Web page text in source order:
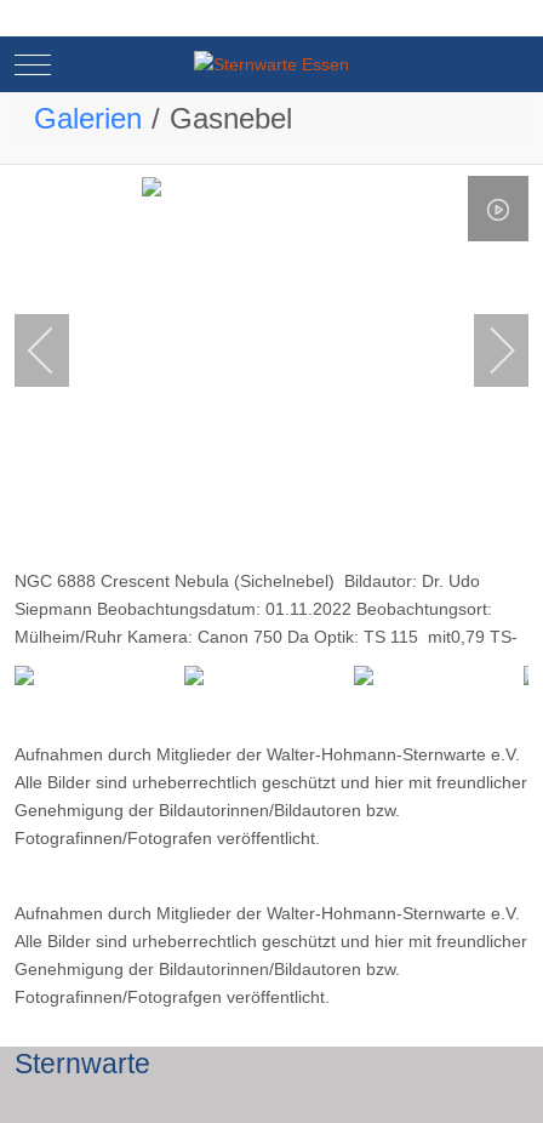
Mobile Menu Toggle
Galerien Gasnebel
NGC 6888 Crescent Nebula (Sichelnebel) Bildautor: Dr. Udo
Siepmann Beobachtungsdatum: 01.11.2022 Beobachtungsort:
Mülheim/Ruhr Kamera: Canon 750 Da Optik: TS 115 mit0,79 TS-
Reducer IDAS NB1-Filter Belichtungsdauer 32 x 4:30 Minuten
Aufnahmen durch Mitglieder der Walter-Hohmann-Sternwarte e.V.
Alle Bilder sind urheberrechtlich geschützt und hier mit freundlicher
Genehmigung der Bildautorinnen/Bildautoren bzw.
Fotografinnen/Fotografen veröffentlicht.
Aufnahmen durch Mitglieder der Walter-Hohmann-Sternwarte e.V.
Alle Bilder sind urheberrechtlich geschützt und hier mit freundlicher
Genehmigung der Bildautorinnen/Bildautoren bzw.
Fotografinnen/Fotografgen veröffentlicht.
Sternwarte